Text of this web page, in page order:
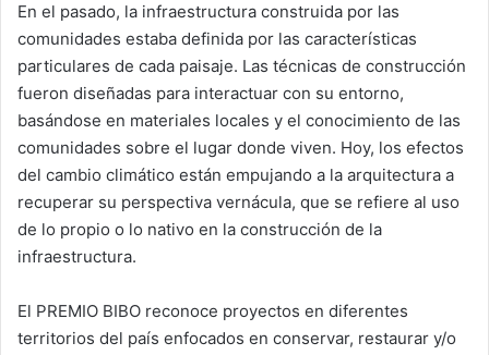
En el pasado, la infraestructura construida por las
comunidades estaba definida por las características
particulares de cada paisaje. Las técnicas de construcción
fueron diseñadas para interactuar con su entorno,
basándose en materiales locales y el conocimiento de las
comunidades sobre el lugar donde viven. Hoy, los efectos
del cambio climático están empujando a la arquitectura a
recuperar su perspectiva vernácula, que se refiere al uso
de lo propio o lo nativo en la construcción de la
infraestructura.
El PREMIO BIBO reconoce proyectos en diferentes
territorios del país enfocados en conservar, restaurar y/o